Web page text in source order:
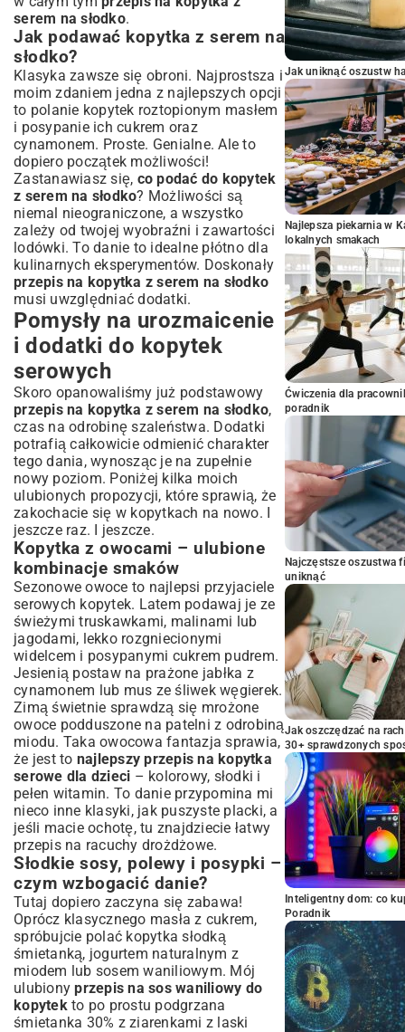
serem na słodko.
Jak podawać kopytka z serem na
słodko?
Klasyka zawsze się obroni. Najprostsza i
moim zdaniem jedna z najlepszych opcji
to polanie kopytek roztopionym masłem
i posypanie ich cukrem oraz
cynamonem. Proste. Genialne. Ale to
dopiero początek możliwości!
Zastanawiasz się, co podać do kopytek
z serem na słodko? Możliwości są
niemal nieograniczone, a wszystko
zależy od twojej wyobraźni i zawartości
lodówki. To danie to idealne płótno dla
kulinarnych eksperymentów. Doskonały
przepis na kopytka z serem na słodko
musi uwzględniać dodatki.
Pomysły na urozmaicenie
i dodatki do kopytek
serowych
Skoro opanowaliśmy już podstawowy
przepis na kopytka z serem na słodko,
czas na odrobinę szaleństwa. Dodatki
potrafią całkowicie odmienić charakter
tego dania, wynosząc je na zupełnie
nowy poziom. Poniżej kilka moich
ulubionych propozycji, które sprawią, że
zakochacie się w kopytkach na nowo. I
jeszcze raz. I jeszcze.
Kopytka z owocami – ulubione
kombinacje smaków
Sezonowe owoce to najlepsi przyjaciele
serowych kopytek. Latem podawaj je ze
świeżymi truskawkami, malinami lub
jagodami, lekko rozgniecionymi
widelcem i posypanymi cukrem pudrem.
Jesienią postaw na prażone jabłka z
cynamonem lub mus ze śliwek węgierek.
Zimą świetnie sprawdzą się mrożone
owoce podduszone na patelni z odrobiną
miodu. Taka owocowa fantazja sprawia,
że jest to najlepszy przepis na kopytka
serowe dla dzieci – kolorowy, słodki i
pełen witamin. To danie przypomina mi
nieco inne klasyki, jak puszyste placki, a
jeśli macie ochotę, tu znajdziecie łatwy
przepis na racuchy drożdżowe.
Słodkie sosy, polewy i posypki –
czym wzbogacić danie?
Tutaj dopiero zaczyna się zabawa!
Oprócz klasycznego masła z cukrem,
spróbujcie polać kopytka słodką
śmietanką, jogurtem naturalnym z
miodem lub sosem waniliowym. Mój
ulubionyprzepis na sos waniliowy do
kopytekto po prostu podgrzana
śmietanka 30% z ziarenkami z laski
Jak uniknąć oszustw
Najlepsza piekarnia w
lokalnych smakach
Ćwiczenia dla
poradnik
Najczęstsze oszustwa
uniknąć
Jak oszczędzać na
30+ sprawdzonych
Inteligentny dom: co
Poradnik